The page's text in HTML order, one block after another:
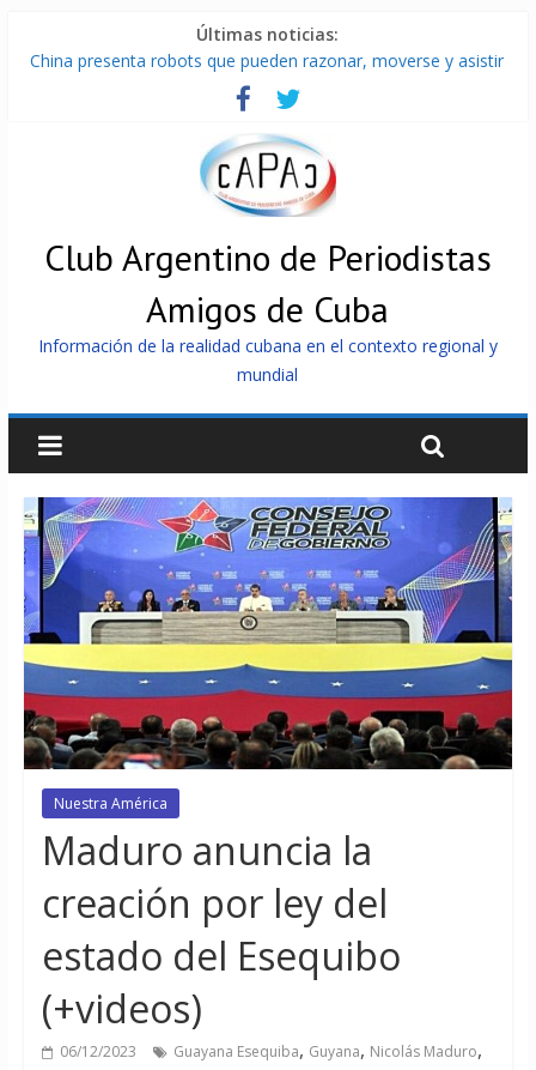
Últimas noticias:
China presenta robots que pueden razonar, moverse y asistir
Nuevas sanciones de EEUU contra Cuba apuntan a la
cooperación militar con Rusia y China
Brutal represión contra los que marchan para que no se
Distribuyen en Cuba Equipos fotovoltaicos recibidos desde
Argentina
Milei firmó memorándum con EE.UU sin informarlo
Club Argentino de Periodistas
Amigos de Cuba
Información de la realidad cubana en el contexto regional y
mundial
Nuestra América
Maduro anuncia la
creación por ley del
estado del Esequibo
(+videos)
06/12/2023 Guayana Esequiba, Guyana, Nicolás Maduro,